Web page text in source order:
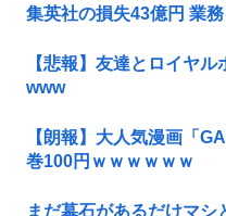
集英社の損失43億円 業
【悲報】友達とロイヤ
www
【朗報】大人気漫画「
巻100円ｗｗｗｗｗｗ
まだ墓石があるだけマ